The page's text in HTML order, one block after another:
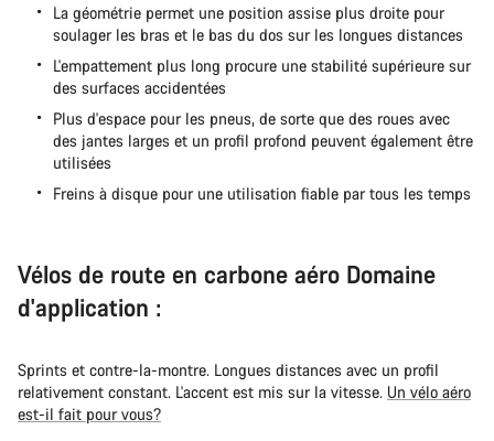
La géométrie permet une position assise plus droite pour
soulager les bras et le bas du dos sur les longues distances
L'empattement plus long procure une stabilité supérieure sur
des surfaces accidentées
Plus d'espace pour les pneus, de sorte que des roues avec
des jantes larges et un profil profond peuvent également être
utilisées
Freins à disque pour une utilisation fiable par tous les temps
Vélos de route en carbone aéro Domaine
d'application :
Sprints et contre-la-montre. Longues distances avec un profil
relativement constant. L'accent est mis sur la vitesse. Un vélo aéro
est-il fait pour vous?